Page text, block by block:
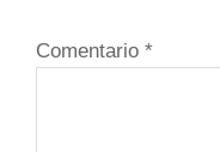
Comentario *